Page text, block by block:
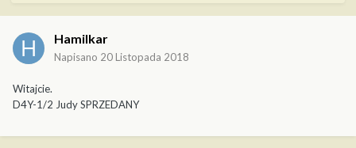
Hamilkar
Napisano 20 Listopada 2018
Witajcie.
D4Y-1/2 Judy SPRZEDANY